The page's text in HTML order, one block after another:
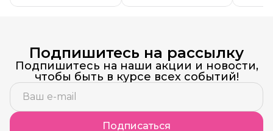
Подпишитесь на рассылку
Подпишитесь на наши акции и новости,
чтобы быть в курсе всех событий!
Подписаться